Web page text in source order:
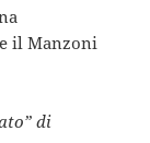
il Manzoni
di